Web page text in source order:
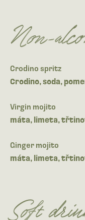
Non-
Crodino spritz
Crodino, soda,
Virgin mojito
máta, limeta,
Ginger mojito
máta, limeta,